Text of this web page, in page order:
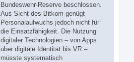
Bundeswehr-Reserve beschlossen.
Aus Sicht des Bitkom genügt
Personalaufwuchs jedoch nicht für
die Einsatzfähigkeit. Die Nutzung
digitaler Technologien – von Apps
über digitale Identität bis VR –
müsste systematisch